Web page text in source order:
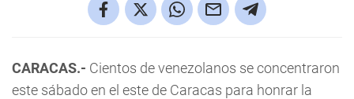
CARACAS.- Cientos de venezolanos se concentraron
este sábado en el este de Caracas para honrar la